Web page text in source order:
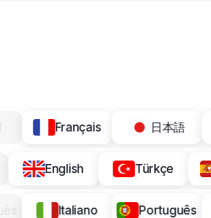
Français 日本語
English Türkçe
Italiano Português